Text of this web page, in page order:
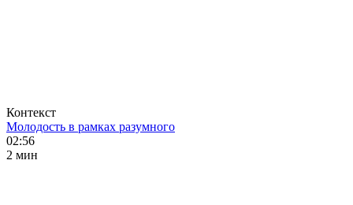
Контекст
Молодость в рамках разумного
02:56
2 мин